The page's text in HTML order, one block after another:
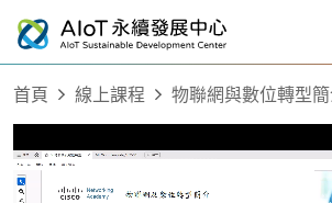
首頁 線上課程 物聯網與數位轉型